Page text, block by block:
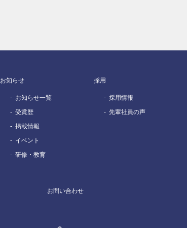
お知らせ
お知らせ一覧
受賞歴
掲載情報
イベント
研修・教育
採用
採用情報
先輩社員の声
お問い合わせ